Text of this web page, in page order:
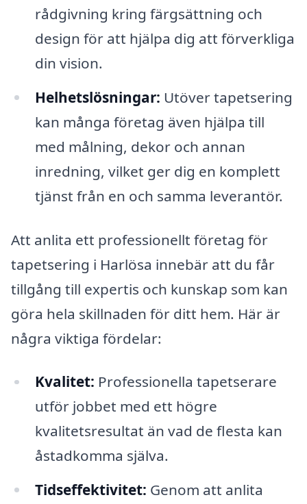
rådgivning kring färgsättning och
design för att hjälpa dig att förverkliga
din vision.
Helhetslösningar: Utöver tapetsering
kan många företag även hjälpa till
med målning, dekor och annan
inredning, vilket ger dig en komplett
tjänst från en och samma leverantör.
Att anlita ett professionellt företag för
tapetsering i Harlösa innebär att du får
tillgång till expertis och kunskap som kan
göra hela skillnaden för ditt hem. Här är
några viktiga fördelar:
Kvalitet: Professionella tapetserare
utför jobbet med ett högre
kvalitetsresultat än vad de flesta kan
åstadkomma själva.
Tidseffektivitet: Genom att anlita